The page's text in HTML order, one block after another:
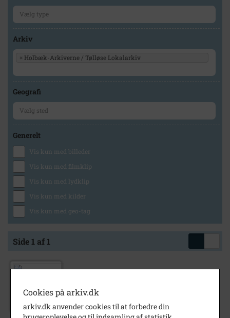
Arkiv
× Holbæk-Arkiverne / Tølløse Lokalarkiv
Geografi
Generelt
Vis kun med billeder
Vis kun med filmklip
Vis kun med lydklip
Vis kun med kilder
Vis kun med geo-tag
Side 1 af 1
Bibliotek
Cookies på arkiv.dk
arkiv.dk anvender cookies til at forbedre din